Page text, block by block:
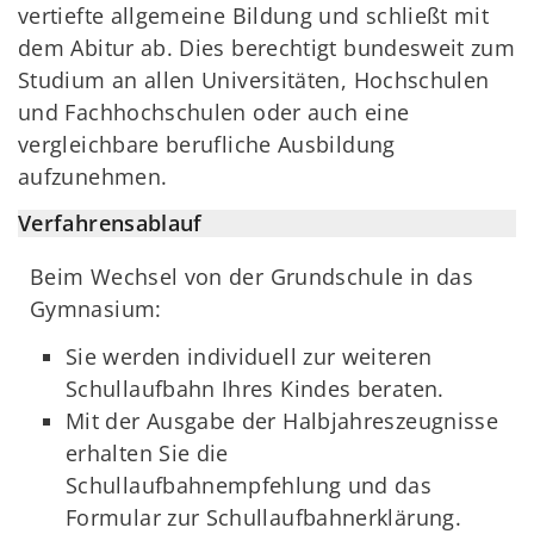
vertiefte allgemeine Bildung und schließt mit
dem Abitur ab. Dies berechtigt bundesweit zum
Studium an allen Universitäten, Hochschulen
und Fachhochschulen oder auch eine
vergleichbare berufliche Ausbildung
aufzunehmen.
Verfahrensablauf
Beim Wechsel von der Grundschule in das
Gymnasium:
Sie werden individuell zur weiteren
Schullaufbahn Ihres Kindes beraten.
Mit der Ausgabe der Halbjahreszeugnisse
erhalten Sie die
Schullaufbahnempfehlung und das
Formular zur Schullaufbahnerklärung.